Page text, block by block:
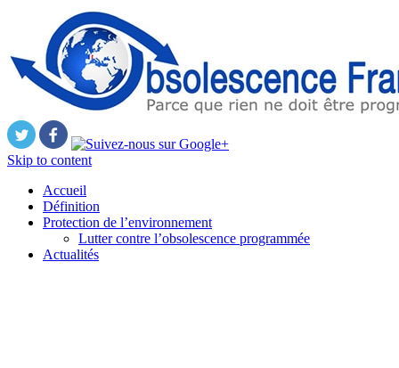
Skip to content
Accueil
Définition
Protection de l’environnement
Lutter contre l’obsolescence programmée
Actualités